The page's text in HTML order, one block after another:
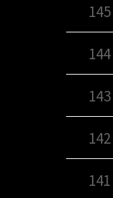
145
144
143
142
141